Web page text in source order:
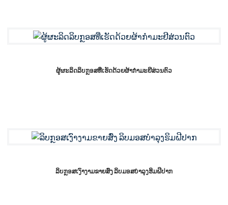
ຜູ້ຜະລິດລິບກຼອສທີ່ເຮັດດ້ວຍຜ້າກຳມະຢີສ່ວນຕົວ
ລິບກຼອສເງົາງາມຂາຍສົ່ງ ລິບມອສບຳລຸງຮິມຝີປາກ